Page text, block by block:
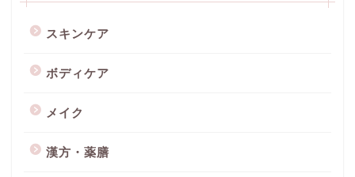
スキンケア
ボディケア
メイク
漢方・薬膳